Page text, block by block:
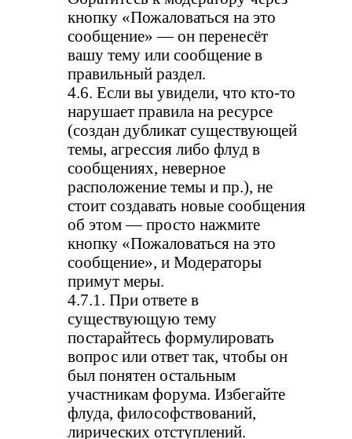
кнопку «Пожаловаться на это
сообщение» — он перенесёт
вашу тему или сообщение в
правильный раздел.
4.6. Если вы увидели, что кто-то
нарушает правила на ресурсе
(создан дубликат существующей
темы, агрессия либо флуд в
сообщениях, неверное
расположение темы и пр.), не
стоит создавать новые сообщения
об этом — просто нажмите
кнопку «Пожаловаться на это
сообщение», и Модераторы
примут меры.
4.7.1. При ответе в
существующую тему
постарайтесь формулировать
вопрос или ответ так, чтобы он
был понятен остальным
участникам форума. Избегайте
флуда, философствований,
лирических отступлений.